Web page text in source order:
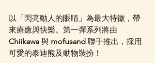
以「閃亮動人的眼睛」為最大特徵，帶
來療癒與快樂。第一彈系列將由
Chiikawa 與 mofusand 聯手推出，採用
可愛的泰迪熊及動物裝扮！